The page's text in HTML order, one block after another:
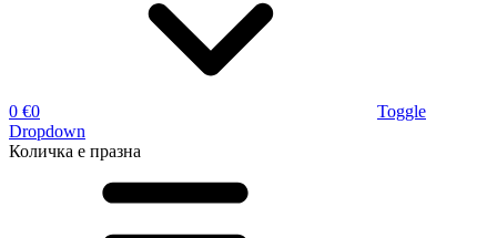
0 €0
Toggle
Dropdown
Количка е празна